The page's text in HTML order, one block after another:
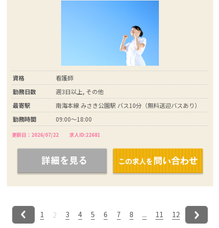
資格
看護師
勤務日数
週3日以上, その他
最寄駅
南海本線 みさき公園駅 バス10分（無料送迎バスあり）
勤務時間
09:00～18:00
更新日：2026/07/22 求人ID:22681
1 2 3 4 5 6 7 8 ... 11 12